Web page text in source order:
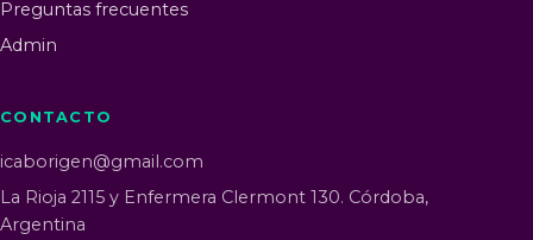
Preguntas frecuentes
Admin
CONTACTO
icaborigen@gmail.com
La Rioja 2115 y Enfermera Clermont 130. Córdoba,
Argentina